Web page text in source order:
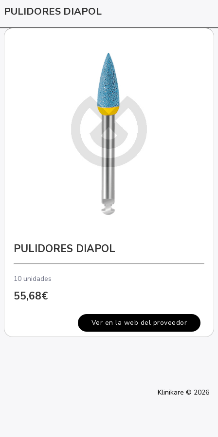
PULIDORES DIAPOL
PULIDORES DIAPOL
10 unidades
55,68€
Ver en la web del proveedor
Klinikare © 2026